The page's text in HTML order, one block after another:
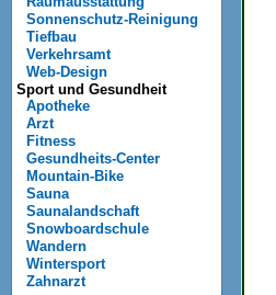
Sonnenschutz-Reinigung
Tiefbau
Verkehrsamt
Web-Design
Sport und Gesundheit
Apotheke
Arzt
Fitness
Gesundheits-Center
Mountain-Bike
Sauna
Saunalandschaft
Snowboardschule
Wandern
Wintersport
Zahnarzt